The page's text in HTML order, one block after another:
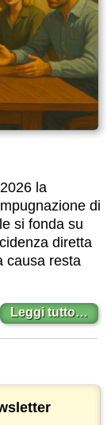
la
di
si fonda su
diretta
causa resta
Leggi tutto…